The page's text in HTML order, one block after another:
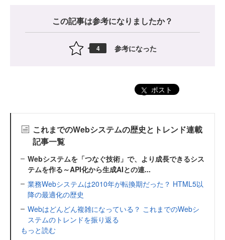
この記事は参考になりましたか？
4 参考になった
ポスト
これまでのWebシステムの歴史とトレンド連載
記事一覧
Webシステムを「つなぐ技術」で、より成長できるシス
テムを作る～API化から生成AIとの連...
業務Webシステムは2010年が転換期だった？ HTML5以
降の最適化の歴史
Webはどんどん複雑になっている？ これまでのWebシ
ステムのトレンドを振り返る
もっと読む